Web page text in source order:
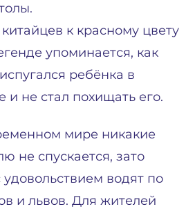
к красному цвету
упоминается, как
ребёнка в
и не стал похищать его.
мире никакие
не спускается, зато
водят по
и львов. Для жителей